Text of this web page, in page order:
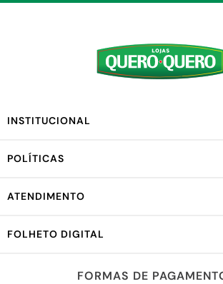
INSTITUCIONAL
POLÍTICAS
ATENDIMENTO
FOLHETO DIGITAL
FORMAS DE